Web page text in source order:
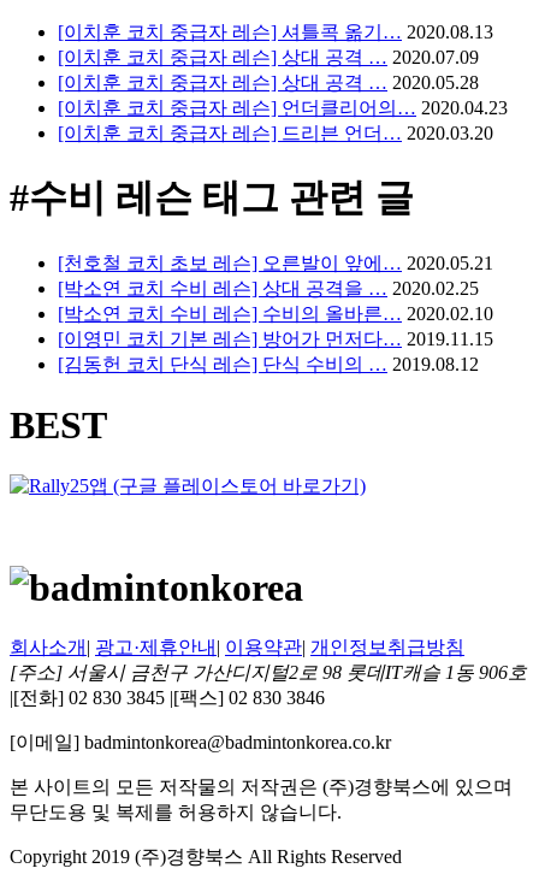
[이치훈 코치 중급자 레슨] 셔틀콕 옮기… 2020.08.13
[이치훈 코치 중급자 레슨] 상대 공격 … 2020.07.09
[이치훈 코치 중급자 레슨] 상대 공격 … 2020.05.28
[이치훈 코치 중급자 레슨] 언더클리어의… 2020.04.23
[이치훈 코치 중급자 레슨] 드리븐 언더… 2020.03.20
#수비 레슨 태그 관련 글
[천호철 코치 초보 레슨] 오른발이 앞에… 2020.05.21
[박소연 코치 수비 레슨] 상대 공격을 … 2020.02.25
[박소연 코치 수비 레슨] 수비의 올바른… 2020.02.10
[이영민 코치 기본 레슨] 방어가 먼저다… 2019.11.15
[김동헌 코치 단식 레슨] 단식 수비의 … 2019.08.12
BEST
회사소개 | 광고·제휴안내 | 이용약관| 개인정보취급방침
[주소] 서울시 금천구 가산디지털2로 98 롯데IT캐슬 1동 906호
|[전화] 02 830 3845 |[팩스] 02 830 3846
[이메일] badmintonkorea@badmintonkorea.co.kr
본 사이트의 모든 저작물의 저작권은 (주)경향북스에 있으며
무단도용 및 복제를 허용하지 않습니다.
Copyright 2019 (주)경향북스 All Rights Reserved